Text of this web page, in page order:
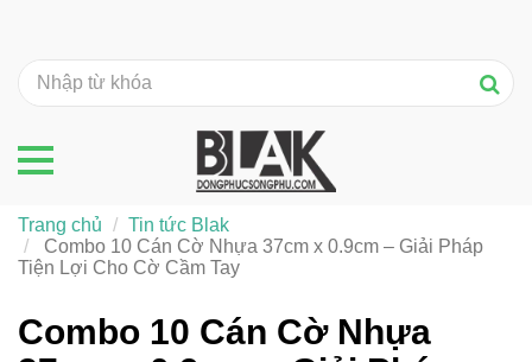
Combo 10 Cán Cờ Nhựa
Trang chủ
Tin tức Blak
Combo 10 Cán Cờ Nhựa 37cm x 0.9cm – Giải Pháp
Tiện Lợi Cho Cờ Cầm Tay